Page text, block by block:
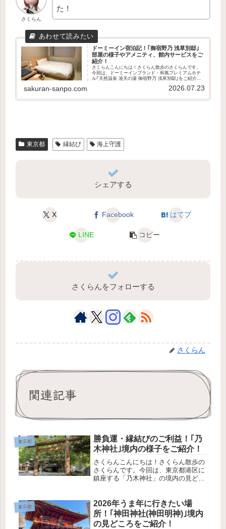
さくらん
た！
ドーミーイン宿泊記！｢御宿野乃 浅草別邸｣
部屋の様子やアメニティ、館内サービスをご
紹介！
さくらんこんにちは！さくらん散歩のさくらんです。
今回は、ドーミーインブランド・和風プレミアムホテ
ル｢天然温泉 淩天の湯 御宿野乃 浅草別邸｣をご紹介し
アメニティや備品の種類ホテル館内の様子ドー...
sakuran-sanpo.com 2026.07.23
東京都 縁結び 海上守護
シェアする
X Facebook はてブ
LINE コピー
さくらんをフォローする
さくらん
関連記事
東京都
勝負運・縁結びのご利益！｢乃
木神社｣境内の様子をご紹介！
さくらんこんにちは！さくらん散歩の
さくらんです。今回は、東京都港区に
鎮座する「乃木神社」の境内の見どこ
らの記事でご紹介しています。参拝の
参考になれば幸いです。さくらんそれ
で...
東京都
2026年うま年に行きたい場
所！｢神田神社(神田明神)｣境内
の見どころをご紹介！